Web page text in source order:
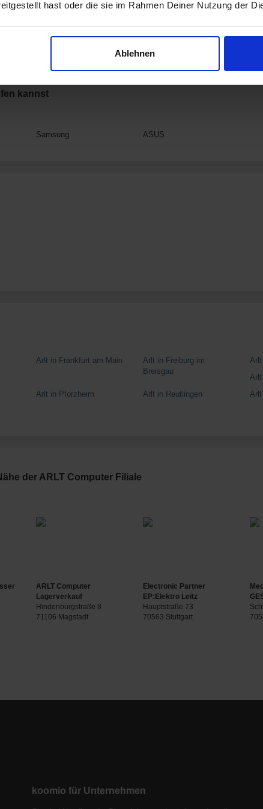
hast oder die sie im Rahmen Deiner Nutzung der
Ablehnen
kannst
Samsung ASUS
Arlt in Frankfurt am Main
Arlt in Freiburg im
Breisgau
Arlt
Arlt
Arlt in Pforzheim Arlt in Reutlingen
der ARLT Computer Filiale
ARLT Computer
Lagerverkauf
Hindenburgstraße 8
71106 Magstadt
Electronic Partner
EP:Elektro Leitz
Hauptstraße 73
70563 Stuttgart
koomio für Unternehmen